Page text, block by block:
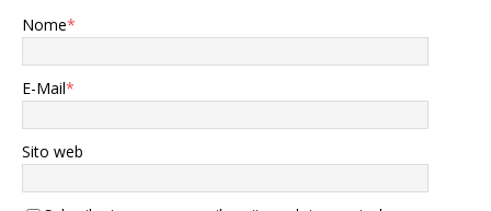
Nome*
E-Mail*
Sito web